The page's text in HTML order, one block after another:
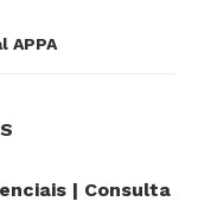
APPA
| Consulta